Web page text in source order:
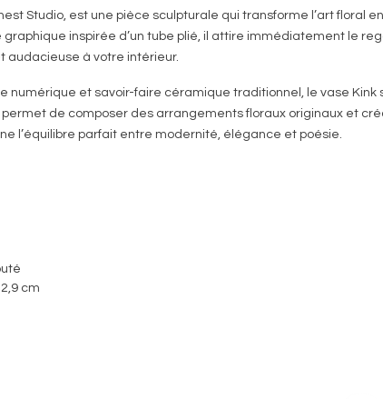
Studio , est une pièce sculpturale qui transforme l’art floral
inspirée d’un tube plié, il attire immédiatement le
audacieuse à votre intérieur.
numérique et savoir-faire céramique traditionnel, le vase Kink
de composer des arrangements floraux originaux et
l’équilibre parfait entre modernité, élégance et poésie.
cm